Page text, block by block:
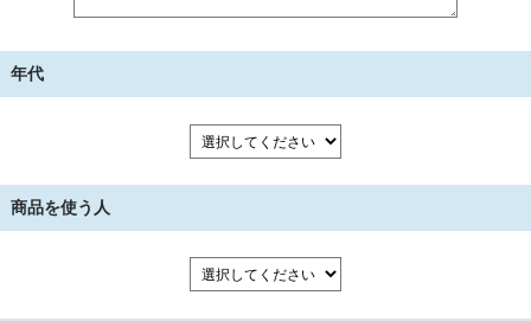
年代
商品を使う人